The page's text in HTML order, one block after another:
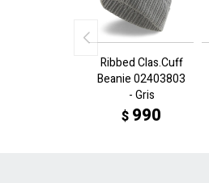
Ribbed Clas.Cuff
Beanie 02403803
- Gris
$ 990